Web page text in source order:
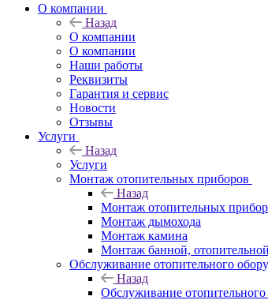
O компании
Назад
O компании
О компании
Наши работы
Реквизиты
Гарантия и сервис
Новости
Отзывы
Услуги
Назад
Услуги
Монтаж отопительных приборов
Назад
Монтаж отопительных
Монтаж дымохода
Монтаж камина
Монтаж банной,
Обслуживание отопительного
Назад
Обслуживание отопительного